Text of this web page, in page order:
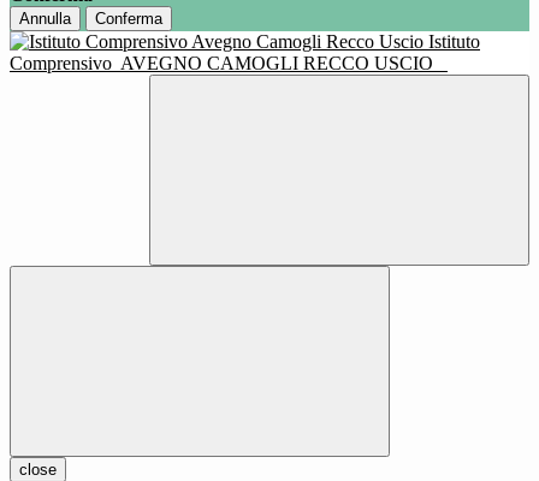
Annulla Conferma
Istituto
Comprensivo AVEGNO CAMOGLI RECCO USCIO
close